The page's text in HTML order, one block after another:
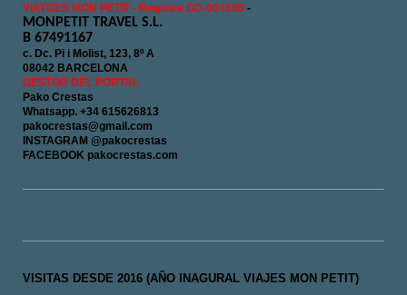
VIATGES MON PETIT - Registre GC-004105 -
MONPETIT TRAVEL S.L.
B 67491167
c. Dc. Pi i Molist, 123, 8º A
08042 BARCELONA
GESTOR DEL PORTAL
Pako Crestas
Whatsapp. +34 615626813
pakocrestas@gmail.com
INSTAGRAM @pakocrestas
FACEBOOK pakocrestas.com
VISITAS DESDE 2016 (AÑO INAGURAL VIAJES MON PETIT)